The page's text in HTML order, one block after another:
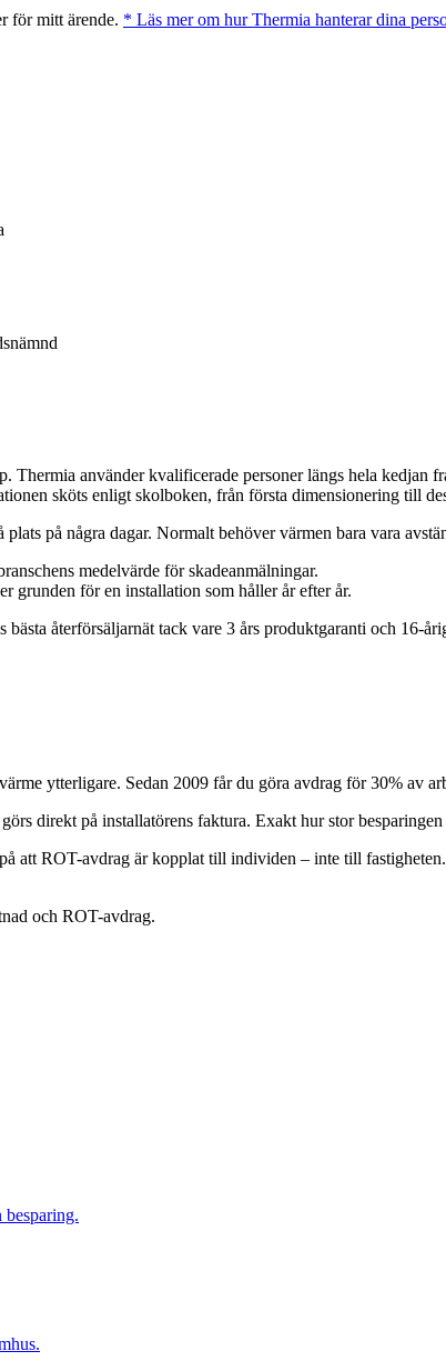
för mitt ärende. * Läs mer om hur Thermia hanterar dina
Thermia använder kvalificerade personer längs hela
sköts enligt skolboken, från första dimensionering till
på några dagar. Normalt behöver värmen bara vara
medelvärde för skadeanmälningar.
grunden för en installation som håller år efter år.
återförsäljarnät tack vare 3 års produktgaranti och 16-
ytterligare. Sedan 2009 får du göra avdrag för 30% av
direkt på installatörens faktura. Exakt hur stor
att ROT-avdrag är kopplat till individen – inte till
och ROT-avdrag.